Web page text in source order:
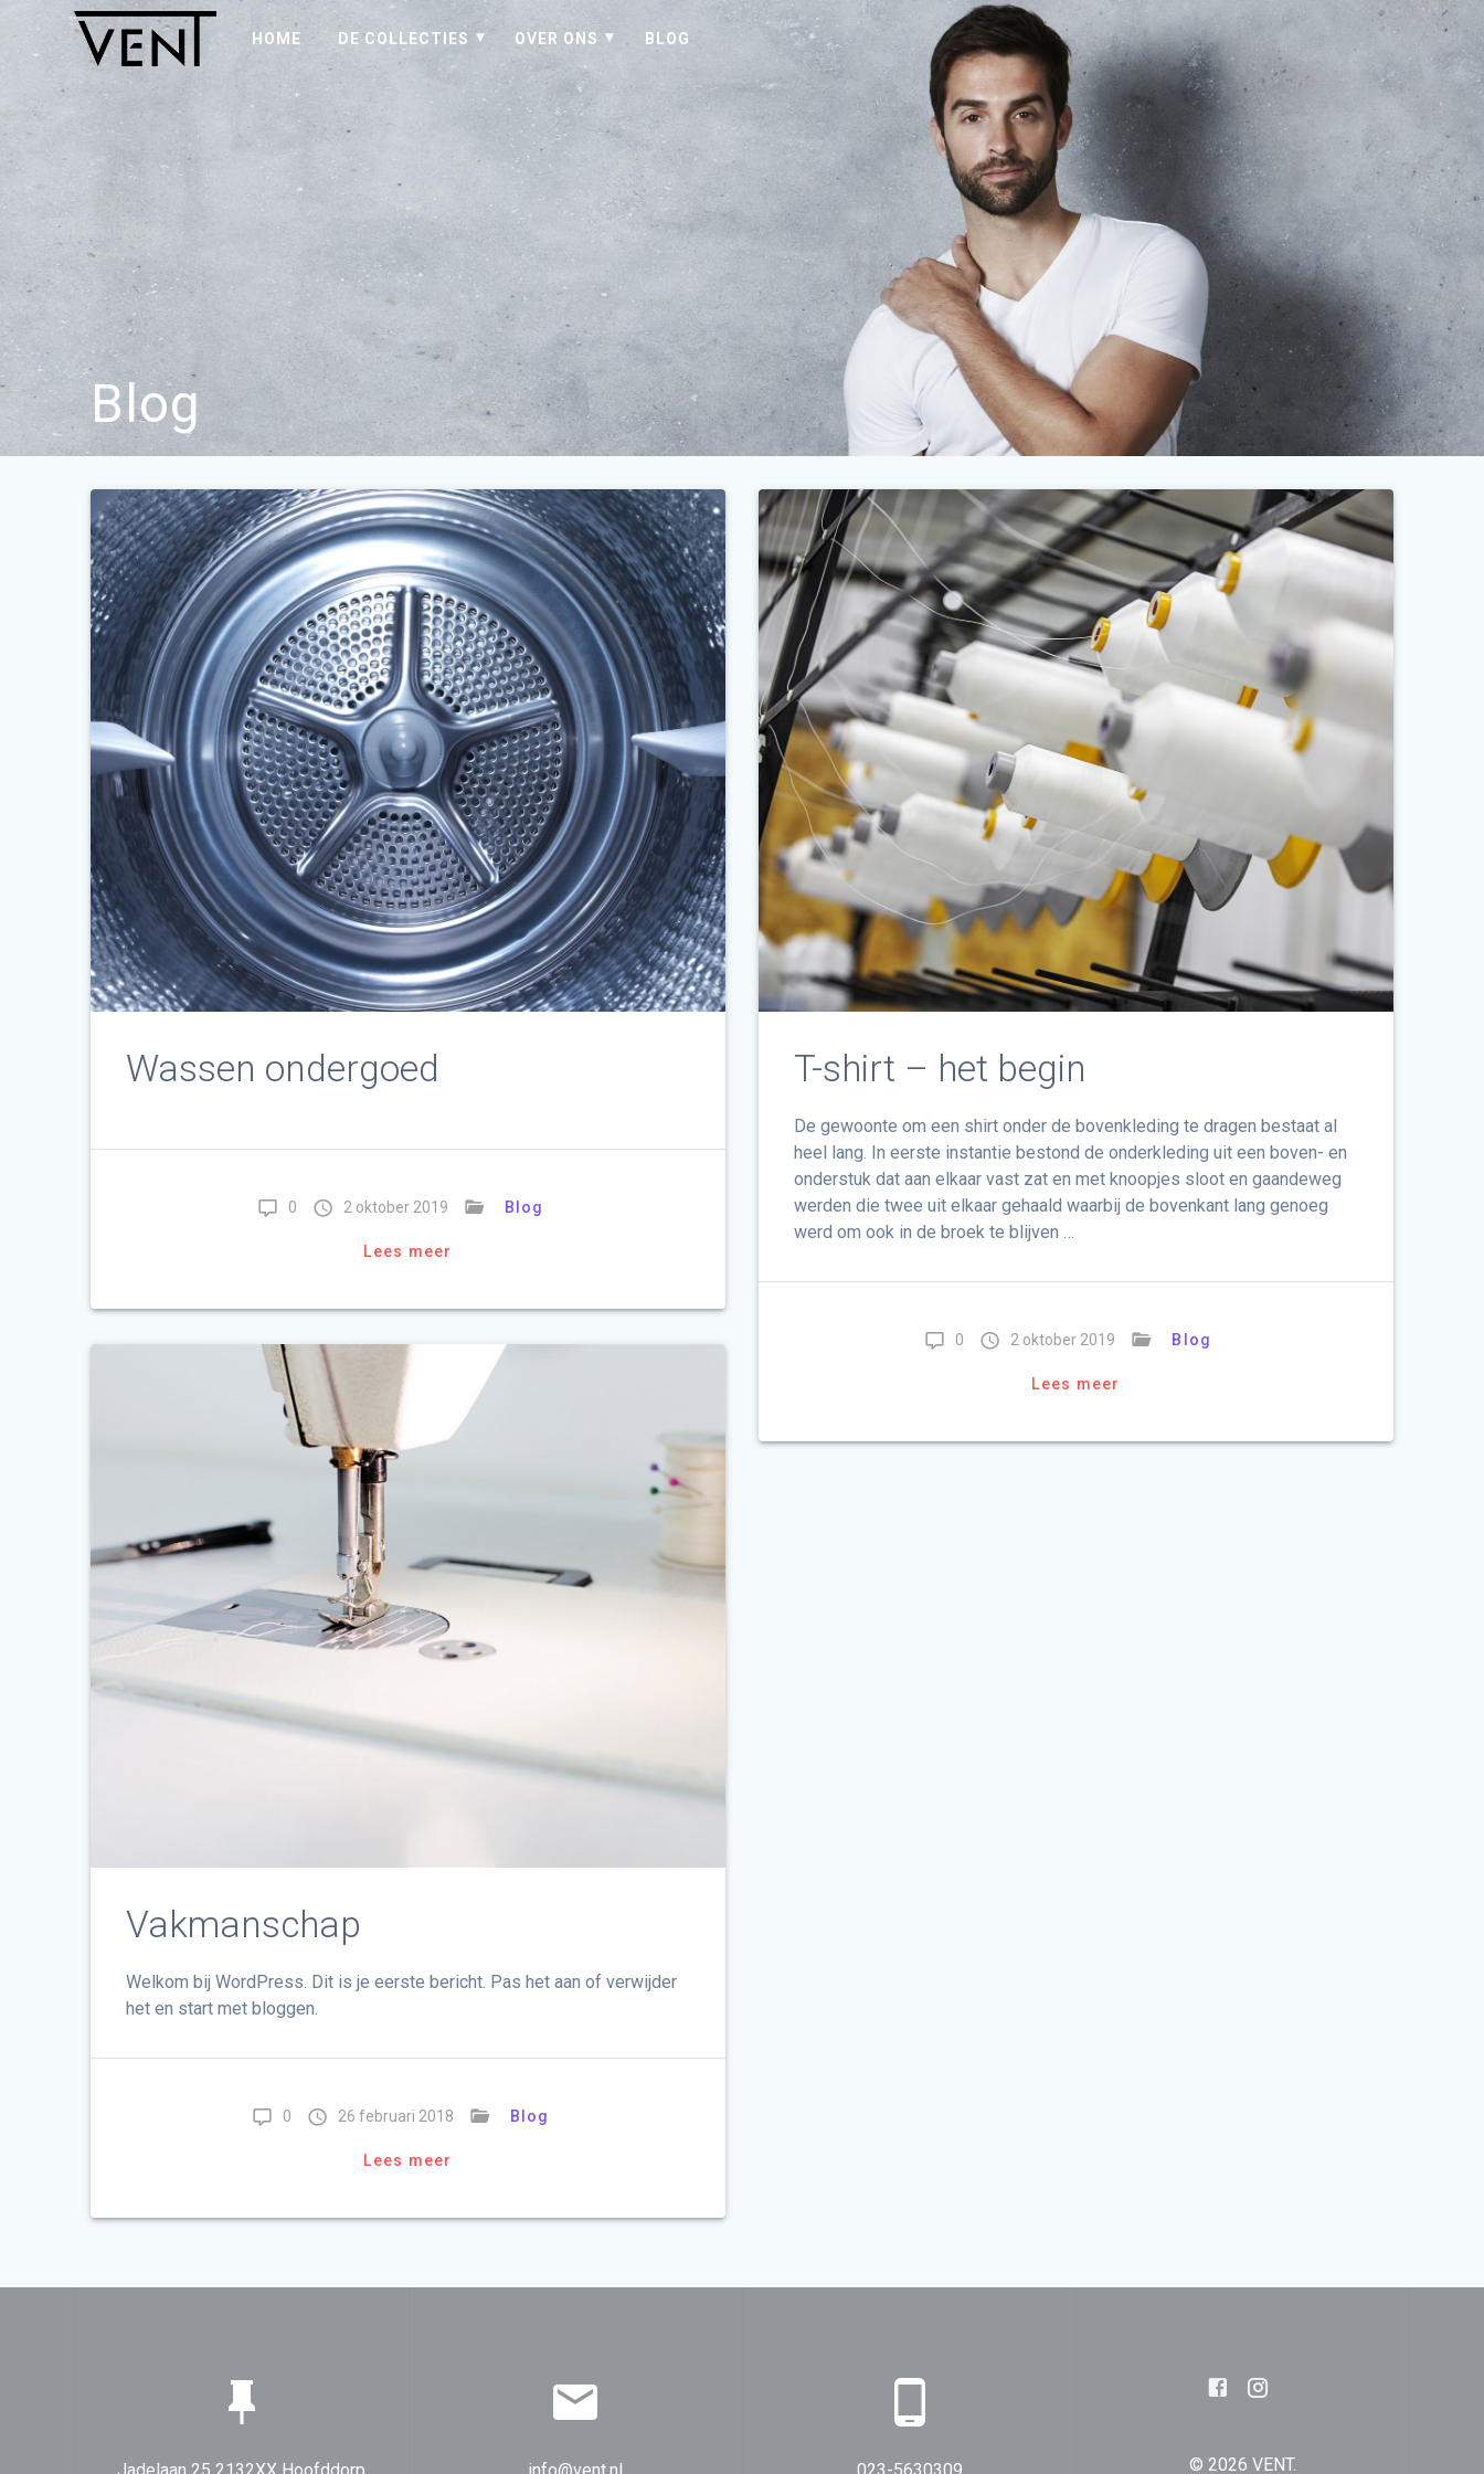
HOME DE COLLECTIES OVER ONS BLOG
Blog
Wassen ondergoed
0 2 oktober 2019 Blog
Lees meer
T-shirt – het begin
De gewoonte om een shirt onder de bovenkleding te dragen bestaat al
heel lang. In eerste instantie bestond de onderkleding uit een boven- en
onderstuk dat aan elkaar vast zat en met knoopjes sloot en gaandeweg
werden die twee uit elkaar gehaald waarbij de bovenkant lang genoeg
werd om ook in de broek te blijven …
0 2 oktober 2019 Blog
Lees meer
Vakmanschap
Welkom bij WordPress. Dit is je eerste bericht. Pas het aan of verwijder
het en start met bloggen.
0 26 februari 2018 Blog
Lees meer
© 2026 VENT.